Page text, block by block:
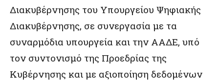
Διακυβέρνησης του Υπουργείου Ψηφιακής
Διακυβέρνησης, σε συνεργασία με τα
συναρμόδια υπουργεία και την ΑΑΔΕ, υπό
τον συντονισμό της Προεδρίας της
Κυβέρνησης και με αξιοποίηση δεδομένων